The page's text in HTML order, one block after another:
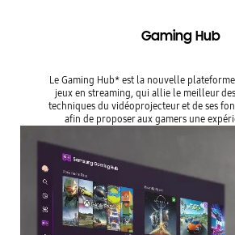
Gaming Hub
Le Gaming Hub* est la nouvelle
jeux en streaming, qui allie le meilleur
techniques du vidéoprojecteur et de ses
afin de proposer aux gamers une